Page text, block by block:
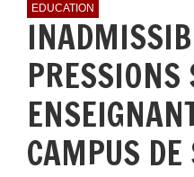
EDUCATION
PRESSIONS
CAMPUS DE